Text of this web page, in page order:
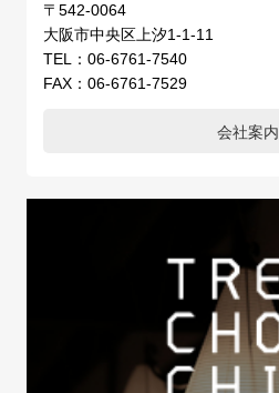
〒542-0064
大阪市中央区上汐1-1-11
TEL：06-6761-7540
FAX：06-6761-7529
会社案内